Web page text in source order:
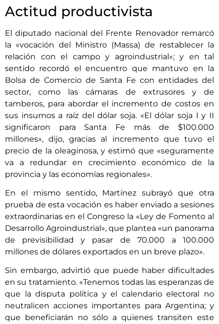
Actitud productivista
El diputado nacional del Frente Renovador remarcó
la «vocación del Ministro (Massa) de restablecer la
relación con el campo y agroindustrial»; y en tal
sentido recordó el encuentro que mantuvo en la
Bolsa de Comercio de Santa Fe con entidades del
sector, como las cámaras de extrusores y de
tamberos, para abordar el incremento de costos en
sus insumos a raíz del dólar soja. «El dólar soja I y II
significaron para Santa Fe más de $100.000
millones», dijo, gracias al incremento que tuvo el
precio de la oleaginosa, y estimó que «seguramente
va a redundar en crecimiento económico de la
provincia y las economías regionales».
En el mismo sentido, Martínez subrayó que otra
prueba de esta vocación es haber enviado a sesiones
extraordinarias en el Congreso la «Ley de Fomento al
Desarrollo Agroindustrial», que plantea «un panorama
de previsibilidad y pasar de 70.000 a 100.000
millones de dólares exportados en un breve plazo».
Sin embargo, advirtió que puede haber dificultades
en su tratamiento. «Tenemos todas las esperanzas de
que la disputa política y el calendario electoral no
neutralicen acciones importantes para Argentina; y
que beneficiarán no sólo a quienes transiten este